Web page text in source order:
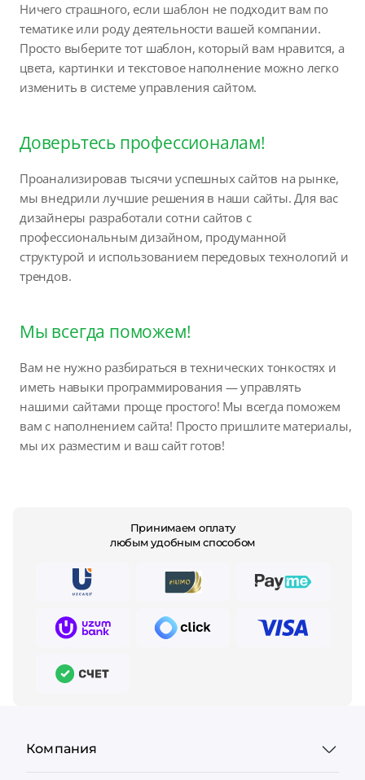
Ничего страшного, если шаблон не подходит вам по
тематике или роду деятельности вашей компании.
Просто выберите тот шаблон, который вам нравится, а
цвета, картинки и текстовое наполнение можно легко
изменить в системе управления сайтом.
Доверьтесь профессионалам!
Проанализировав тысячи успешных сайтов на рынке,
мы внедрили лучшие решения в наши сайты. Для вас
дизайнеры разработали сотни сайтов с
профессиональным дизайном, продуманной
структурой и использованием передовых технологий и
трендов.
Мы всегда поможем!
Вам не нужно разбираться в технических тонкостях и
иметь навыки программирования — управлять
нашими сайтами проще простого! Мы всегда поможем
вам с наполнением сайта! Просто пришлите материалы,
мы их разместим и ваш сайт готов!
Принимаем оплату
любым удобным способом
Компания